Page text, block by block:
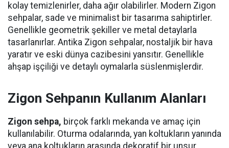
kolay temizlenirler, daha ağır olabilirler. Modern Zigon
sehpalar, sade ve minimalist bir tasarıma sahiptirler.
Genellikle geometrik şekiller ve metal detaylarla
tasarlanırlar. Antika Zigon sehpalar, nostaljik bir hava
yaratır ve eski dünya cazibesini yansıtır. Genellikle
ahşap işçiliği ve detaylı oymalarla süslenmişlerdir.
Zigon Sehpanın Kullanım Alanları
Zigon sehpa, birçok farklı mekanda ve amaç için
kullanılabilir. Oturma odalarında, yan koltukların yanında
veya ana koltukların arasında dekoratif bir unsur